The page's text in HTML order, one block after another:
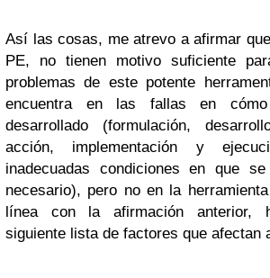
Así las cosas, me atrevo a afirmar
PE, no tienen motivo suficiente
problemas de este potente
encuentra en las fallas en
desarrollado (formulación,
acción, implementación y
inadecuadas condiciones en que
necesario), pero no en la
línea con la afirmación anterior,
siguiente lista de factores que afectan